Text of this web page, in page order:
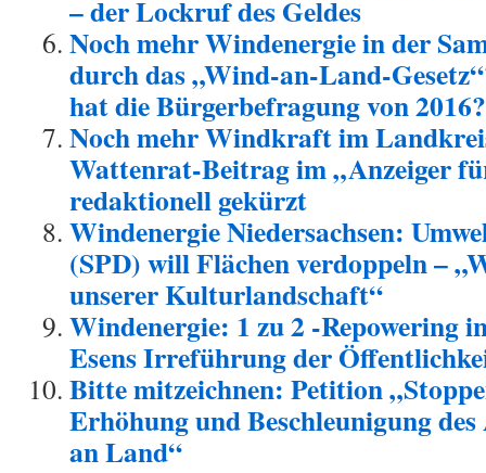
– der Lockruf des Geldes
Noch mehr Windenergie in der
durch das „Wind-an-Land-
hat die Bürgerbefragung von 2016?
Noch mehr Windkraft im
Wattenrat-Beitrag im „Anzeiger
redaktionell gekürzt
Windenergie Niedersachsen:
(SPD) will Flächen verdoppeln –
unserer Kulturlandschaft“
Windenergie: 1 zu 2 -Repowering
Esens Irreführung der
Bitte mitzeichnen: Petition
Erhöhung und Beschleunigung
an Land“